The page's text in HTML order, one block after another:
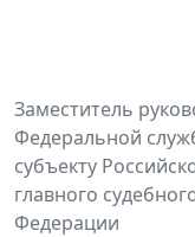
Заместитель
Федеральной
субъекту
главного
Федерации